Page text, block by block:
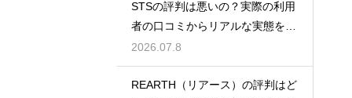
STSの評判は悪いの？実際の利用
者の口コミからリアルな実態を徹
底検証
2026.07.8
REARTH（リアース）の評判はど